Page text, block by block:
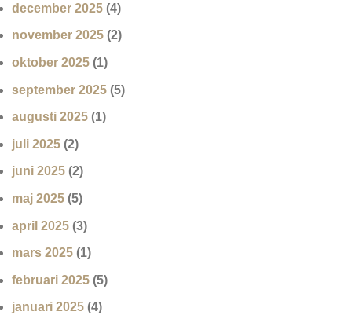
december 2025 (4)
november 2025 (2)
oktober 2025 (1)
september 2025 (5)
augusti 2025 (1)
juli 2025 (2)
juni 2025 (2)
maj 2025 (5)
april 2025 (3)
mars 2025 (1)
februari 2025 (5)
januari 2025 (4)